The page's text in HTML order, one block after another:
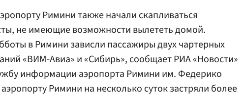
Римини также начали скапливаться
не имеющие возможности вылететь домой.
в Римини зависли пассажиры двух чартерных
«ВИМ-Авиа» и «Сибирь», сообщает РИА «Новости»
информации аэропорта Римини им. Федерико
Римини на несколько суток застряли более